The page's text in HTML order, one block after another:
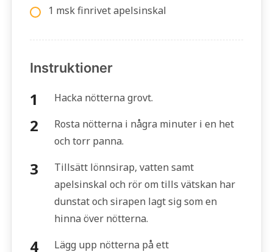
1 msk finrivet apelsinskal
Instruktioner
Hacka nötterna grovt.
Rosta nötterna i några minuter i en het
och torr panna.
Tillsätt lönnsirap, vatten samt
apelsinskal och rör om tills vätskan har
dunstat och sirapen lagt sig som en
hinna över nötterna.
Lägg upp nötterna på ett